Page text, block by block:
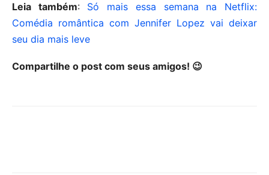
Leia também: Só mais essa semana na Netflix:
Comédia romântica com Jennifer Lopez vai deixar
seu dia mais leve
Compartilhe o post com seus amigos! 😉